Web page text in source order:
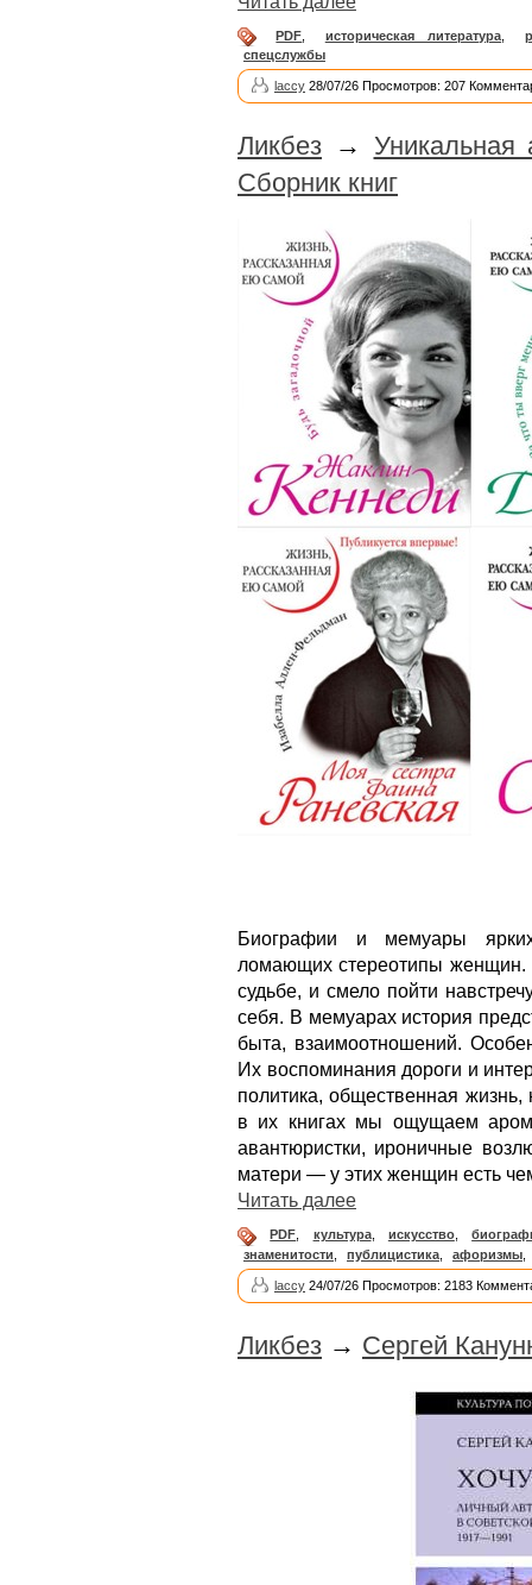
PDF историческая литература
спецслужбы
laccy 28/07/26 Просмотров: 207
Ликбез → Уникальная
Сборник книг
Биографии и мемуары
ломающих стереотипы женщин.
судьбе, и смело пойти
себя. В мемуарах история
быта, взаимоотношений.
Их воспоминания дороги и
политика, общественная
в их книгах мы ощущаем
авантюристки, ироничные
матери — у этих женщин есть
Читать далее
PDF, культура, искусство,
знаменитости
публицистика афоризмы
laccy 24/07/26 Просмотров: 2183
Ликбез → Сергей